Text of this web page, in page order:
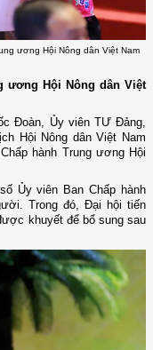
ương Hội Nông dân Việt Nam
ương Hội Nông dân Việt
Đoàn, Ủy viên TƯ Đảng,
Hội Nông dân Việt Nam
hành Trung ương Hội
Ủy viên Ban Chấp hành
Trong đó, Đại hội tiến
khuyết để bổ sung sau